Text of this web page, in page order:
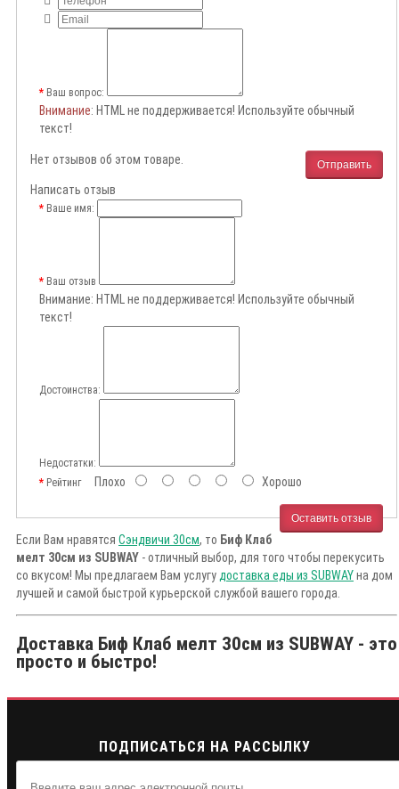
Ваш вопрос:
Внимание: HTML не поддерживается! Используйте обычный
текст!
Отправить
Нет отзывов об этом товаре.
Написать отзыв
Ваше имя:
Ваш отзыв
Внимание: HTML не поддерживается! Используйте обычный
текст!
Достоинства:
Недостатки:
РейтингПлохо Хорошо
Оставить отзыв
Если Вам нравятся Сэндвичи 30см, то Биф Клаб
мелт 30см из SUBWAY - отличный выбор, для того чтобы перекусить
со вкусом! Мы предлагаем Вам услугу доставка еды из SUBWAYна дом
лучшей и самой быстрой курьерской службой вашего города.
Доставка Биф Клаб мелт 30см из SUBWAY - это
просто и быстро!
ПОДПИСАТЬСЯ НА РАССЫЛКУ